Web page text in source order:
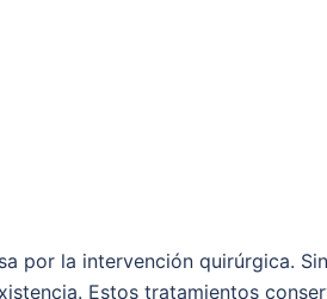
por la intervención quirúrgica.
Estos tratamientos